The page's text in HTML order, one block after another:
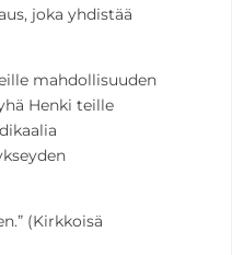
joka yhdistää
mahdollisuuden
Henki teille
(Kirkkoisä